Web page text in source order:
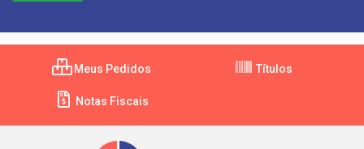
Meus Pedidos Títulos
Notas Fiscais